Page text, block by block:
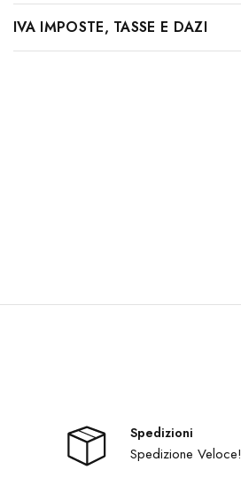
IVA IMPOSTE, TASSE E DAZI
Spedizioni
Spedizione Veloce!